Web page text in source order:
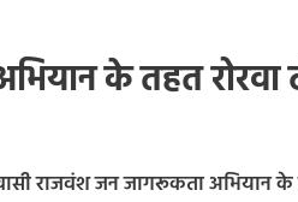
के तहत
राजवंश जन जागरूकता